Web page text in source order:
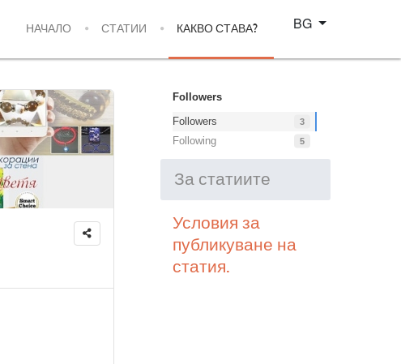
НАЧАЛО СТАТИИ КАКВО СТАВА?
Изберете език
BG
Followers
Followers
3
Following 5
За статиите
Условия за
публикуване на
статия.